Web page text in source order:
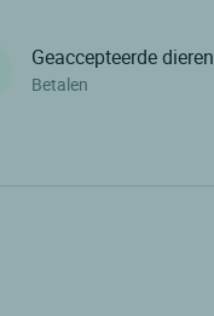
Geaccepteerde dieren
Betalen